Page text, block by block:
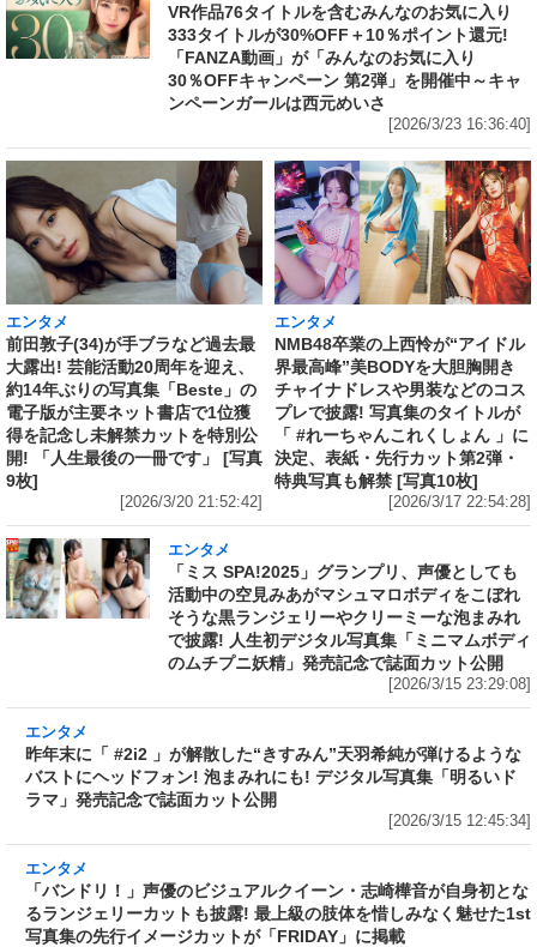
VR作品76タイトルを含むみんなのお気に入り
333タイトルが30%OFF＋10％ポイント還元!
「FANZA動画」が「みんなのお気に入り
30％OFFキャンペーン 第2弾」を開催中～キャ
ンペーンガールは西元めいさ
[2026/3/23 16:36:40]
エンタメ
前田敦子(34)が手ブラなど過去最
大露出! 芸能活動20周年を迎え、
約14年ぶりの写真集「Beste」の
電子版が主要ネット書店で1位獲
得を記念し未解禁カットを特別公
開! 「人生最後の一冊です」 [写真
9枚]
[2026/3/20 21:52:42]
エンタメ
NMB48卒業の上西怜が“アイドル
界最高峰”美BODYを大胆胸開き
チャイナドレスや男装などのコス
プレで披露! 写真集のタイトルが
「 #れーちゃんこれくしょん 」に
決定、表紙・先行カット第2弾・
特典写真も解禁 [写真10枚]
[2026/3/17 22:54:28]
エンタメ
「ミス SPA!2025」グランプリ、声優としても
活動中の空見みあがマシュマロボディをこぼれ
そうな黒ランジェリーやクリーミーな泡まみれ
で披露! 人生初デジタル写真集「ミニマムボディ
のムチプニ妖精」発売記念で誌面カット公開
[2026/3/15 23:29:08]
昨年末に「 #2i2 」が解散した“きすみん”天羽希
純が弾けるようなバストにヘッドフォン! 泡まみ
れにも! デジタル写真集「明るいドラマ」発売記
[2026/3/15 12:45:34]
エンタメ
「バンドリ！」声優のビジュアルクイーン・志
崎樺音が自身初となるランジェリーカットも披